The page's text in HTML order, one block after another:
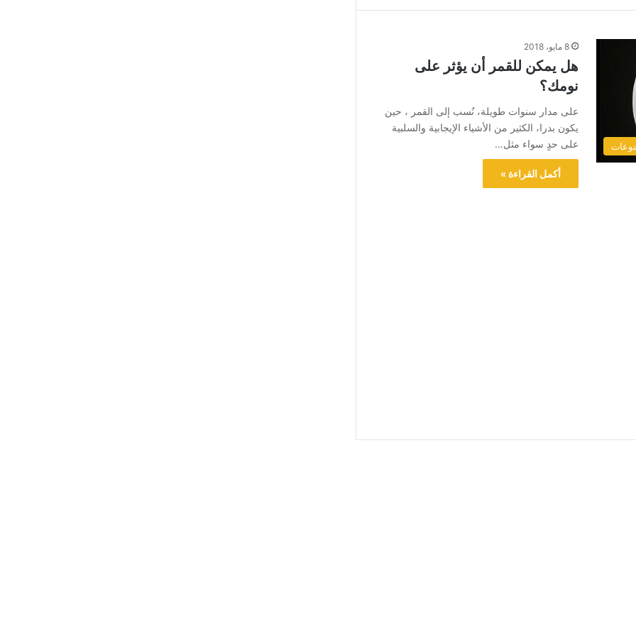
8 مايو، 2018
هل يمكن للقمر أن يؤثر على
نومك؟
على مدار سنوات طويلة، نُسب إلى القمر ، حين
يكون بدرا، الكثير من الأشياء الإيجابية والسلبية
على حدٍ سواء مثل…
أكمل القراءة »